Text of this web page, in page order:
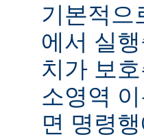
기본적으
에서 실
치가 보
소영역
면 명령